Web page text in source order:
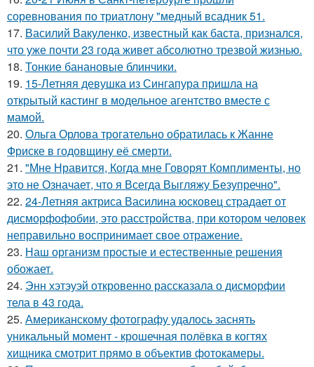
соревнования по триатлону "медный всадник 51.
17. Василий Вакуленко, известный как баста, признался,
что уже почти 23 года живет абсолютно трезвой жизнью.
18. Тонкие банановые блинчики.
19. 15-Летняя девушка из Сингапура пришла на
открытый кастинг в модельное агентство вместе с
мамой.
20. Ольга Орлова трогательно обратилась к Жанне
Фриске в годовщину её смерти.
21. "Мне Нравится, Когда мне Говорят Комплименты, но
это не Означает, что я Всегда Выгляжу Безупречно".
22. 24-Летняя актриса Василина юсковец страдает от
дисморфофобии, это расстройства, при котором человек
неправильно воспринимает свое отражение.
23. Наш организм простые и естественные решения
обожает.
24. Энн хэтэуэй откровенно рассказала о дисморфии
тела в 43 года.
25. Американскому фотографу удалось заснять
уникальный момент - крошечная полёвка в когтях
хищника смотрит прямо в объектив фотокамеры.